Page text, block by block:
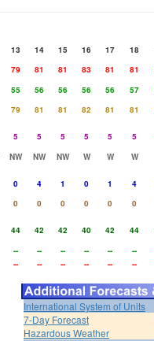
13 14 15 16 17 18
79 81 81 83 81 81
55 56 56 56 56 57
79 81 81 82 81 81
5 5 5 5 5 5
NW NW NW W W W
0 4 1 0 1 4
0 0 0 0 0 0
44 42 42 40 42 44
-- -- -- -- -- --
-- -- -- -- -- --
International System of Units
7-Day Forecast
Hazardous Weather